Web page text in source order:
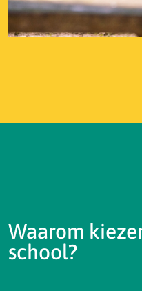
Waarom
school?